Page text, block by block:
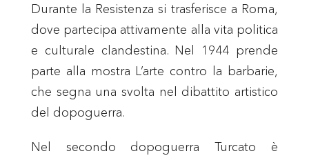
Durante la Resistenza si trasferisce a Roma,
dove partecipa attivamente alla vita politica
e culturale clandestina. Nel 1944 prende
parte alla mostra L’arte contro la barbarie,
che segna una svolta nel dibattito artistico
del dopoguerra.
Nel secondo dopoguerra Turcato è